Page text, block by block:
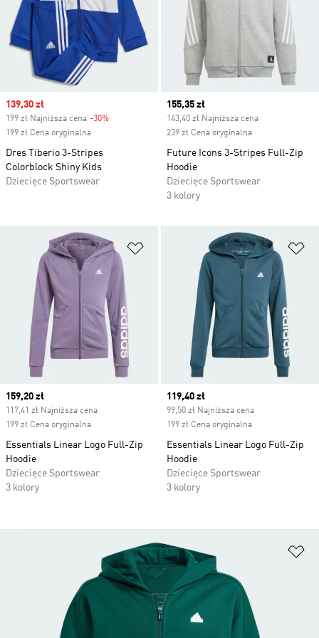
Sale price
139,30 zł
199 zł Najniższa cena -30%
199 zł Cena oryginalna
Dres Tiberio 3-Stripes
Colorblock Shiny Kids
Dziecięce Sportswear
Current price
155,35 zł
143,40 zł Najniższa cena
239 zł Cena oryginalna
Future Icons 3-Stripes Full-Zip
Hoodie
Dziecięce Sportswear
3 kolory
Dodaj do listy życzeń
Current price
159,20 zł
117,41 zł Najniższa cena
199 zł Cena oryginalna
Essentials Linear Logo Full-Zip
Hoodie
Dziecięce Sportswear
3 kolory
Current price
119,40 zł
99,50 zł Najniższa cena
199 zł Cena oryginalna
Essentials Linear Logo Full-Zip
Hoodie
Dziecięce Sportswear
3 kolory